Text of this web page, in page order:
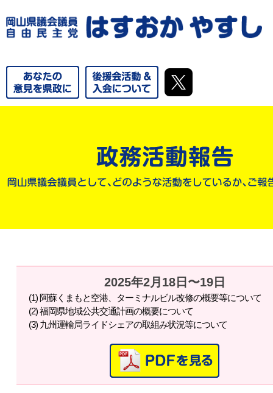
気に！！
2025年2月18日〜19日
(1) 阿蘇くまもと空港、ターミナルビル改修の概要等について
(2) 福岡県地域公共交通計画の概要について
(3) 九州運輸局ライドシェアの取組み状況等について